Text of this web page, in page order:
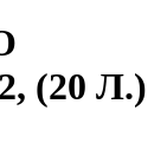
(20 Л.)